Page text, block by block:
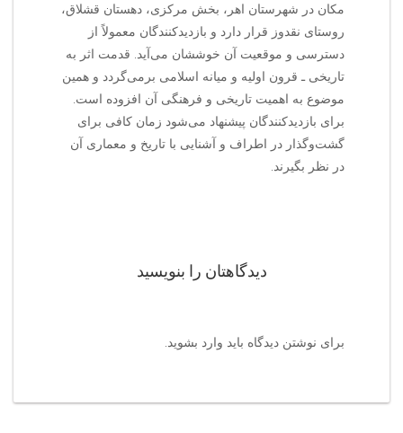
مکان در شهرستان اهر، بخش مرکزی، دهستان قشلاق،
روستای نقدوز قرار دارد و بازدیدکنندگان معمولاً از
دسترسی و موقعیت آن خوششان می‌آید. قدمت اثر به
تاریخی ـ قرون اولیه و میانه اسلامی برمی‌گردد و همین
موضوع به اهمیت تاریخی و فرهنگی آن افزوده است.
برای بازدیدکنندگان پیشنهاد می‌شود زمان کافی برای
گشت‌وگذار در اطراف و آشنایی با تاریخ و معماری آن
در نظر بگیرند.
دیدگاهتان را بنویسید
برای نوشتن دیدگاه باید وارد بشوید